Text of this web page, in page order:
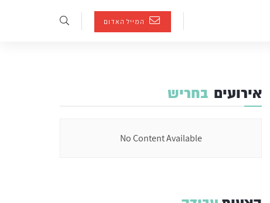
המייל האדום
אירועים בחריש
No Content Available